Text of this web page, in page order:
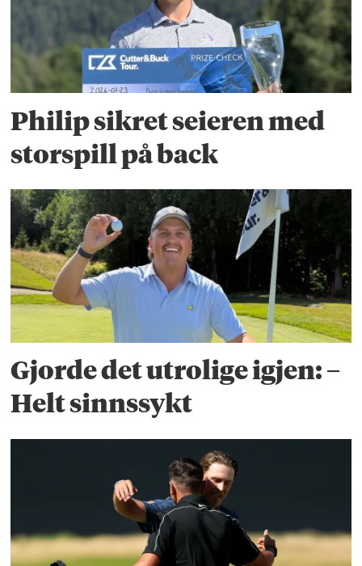
Philip sikret seieren med
storspill på back
Gjorde det utrolige igjen: –
Helt sinnssykt